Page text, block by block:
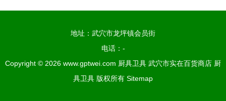
地址：武穴市龙坪镇会员街
电话：-
Copyright © 2026 www.gptwei.com 厨具卫具 武穴市实在百货商店 厨
具卫具 版权所有 Sitemap